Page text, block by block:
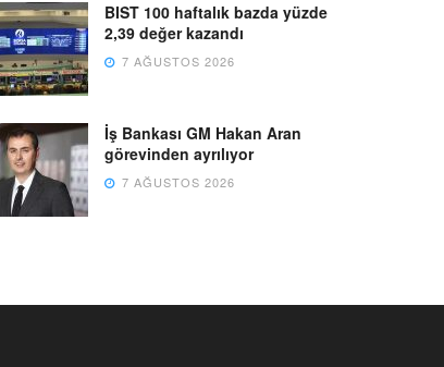
BIST 100 haftalık bazda yüzde
2,39 değer kazandı
7 AĞUSTOS 2026
İş Bankası GM Hakan Aran
görevinden ayrılıyor
7 AĞUSTOS 2026